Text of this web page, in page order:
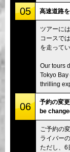
05 高速道路
ツアーに
コースで
を走って
Our tours
Tokyo
thrilling
06
予約の変
be
ご予約の
ライバー
ただし、6